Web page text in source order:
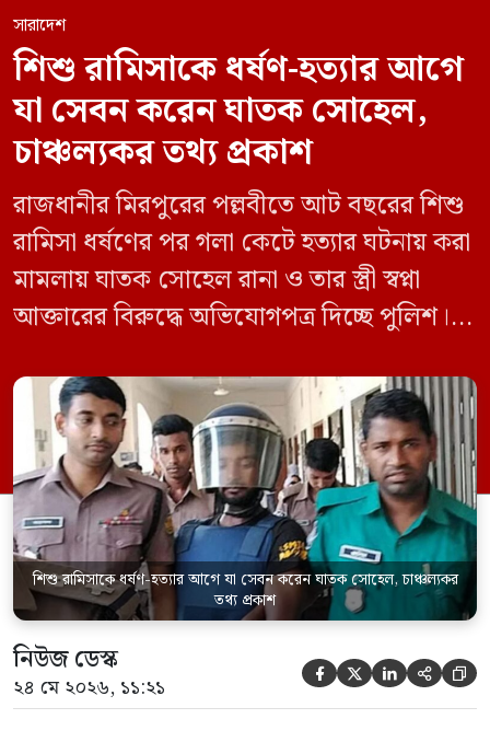
সারাদেশ
শিশু রামিসাকে ধর্ষণ-হত্যার আগে
যা সেবন করেন ঘাতক সোহেল,
চাঞ্চল্যকর তথ্য প্রকাশ
রাজধানীর মিরপুরের পল্লবীতে আট বছরের শিশু
রামিসা ধর্ষণের পর গলা কেটে হত্যার ঘটনায় করা
মামলায় ঘাতক সোহেল রানা ও তার স্ত্রী স্বপ্না
আক্তারের বিরুদ্ধে অভিযোগপত্র দিচ্ছে পুলিশ।
সেবন করেছিলেন বলে জবানবন্দিতে
জানিয়েছেন আসামি। রোববার (২৪ মে) সকালে
মামলার তদন্ত কর্মকর্তা পল্লবী থানার উপ-
পরিদর্শক অহিদুজ্জামান এ তথ্য নিছিত করেন।
তিনি বলেন, […]
শিশু রামিসাকে ধর্ষণ-হত্যার আগে যা সেবন করেন ঘাতক সোহেল, চাঞ্চল্যকর
তথ্য প্রকাশ
নিউজ ডেস্ক
২৪ মে ২০২৬, ১১:২১     